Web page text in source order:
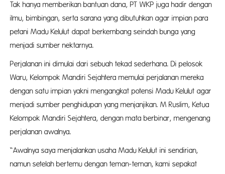
Tak hanya memberikan bantuan dana, PT WKP juga hadir dengan
ilmu, bimbingan, serta sarana yang dibutuhkan agar impian para
petani Madu Kelulut dapat berkembang seindah bunga yang
menjadi sumber nektarnya.
Perjalanan ini dimulai dari sebuah tekad sederhana. Di pelosok
Waru, Kelompok Mandiri Sejahtera memulai perjalanan mereka
dengan satu impian yakni mengangkat potensi Madu Kelulut agar
menjadi sumber penghidupan yang menjanjikan. M Ruslim, Ketua
Kelompok Mandiri Sejahtera, dengan mata berbinar, mengenang
perjalanan awalnya.
“Awalnya saya menjalankan usaha Madu Kelulut ini sendirian,
namun setelah bertemu dengan teman-teman, kami sepakat